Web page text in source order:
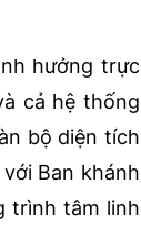
hưởng trực
cả hệ thống
bộ diện tích
Ban khánh
trình tâm linh